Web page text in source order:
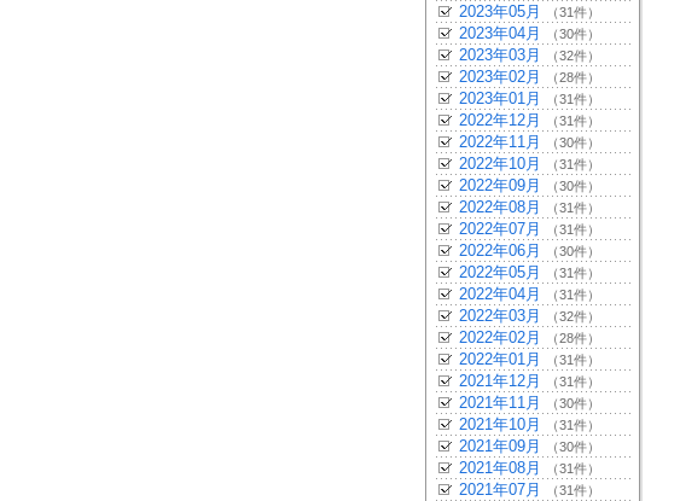
2023年05月 （31件）
2023年04月 （30件）
2023年03月 （32件）
2023年02月 （28件）
2023年01月 （31件）
2022年12月 （31件）
2022年11月 （30件）
2022年10月 （31件）
2022年09月 （30件）
2022年08月 （31件）
2022年07月 （31件）
2022年06月 （30件）
2022年05月 （31件）
2022年04月 （31件）
2022年03月 （32件）
2022年02月 （28件）
2022年01月 （31件）
2021年12月 （31件）
2021年11月 （30件）
2021年10月 （31件）
2021年09月 （30件）
2021年08月 （31件）
2021年07月 （31件）